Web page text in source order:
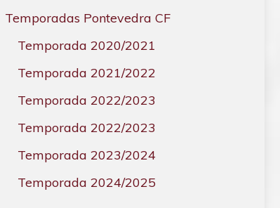
Temporadas Pontevedra CF
Temporada 2020/2021
Temporada 2021/2022
Temporada 2022/2023
Temporada 2022/2023
Temporada 2023/2024
Temporada 2024/2025